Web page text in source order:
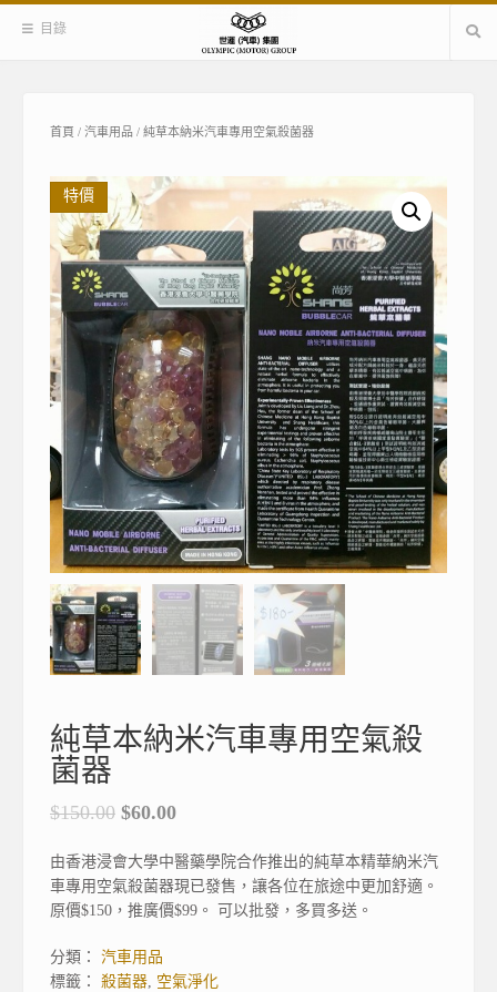
目錄
首頁 / 汽車用品 / 純草本納米汽車專用空氣殺菌器
特價
純草本納米汽車專用空氣殺
菌器
$150.00 $60.00
由香港浸會大學中醫藥學院合作推出的純草本精華納米汽
車專用空氣殺菌器現已發售，讓各位在旅途中更加舒適。
原價$150，推廣價$99。 可以批發，多買多送。
分類： 汽車用品
標籤： 殺菌器, 空氣淨化